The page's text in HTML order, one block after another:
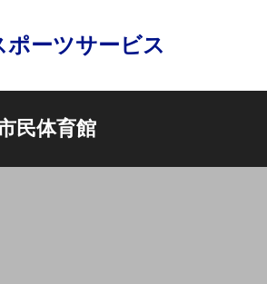
ポーツサービス
民体育館